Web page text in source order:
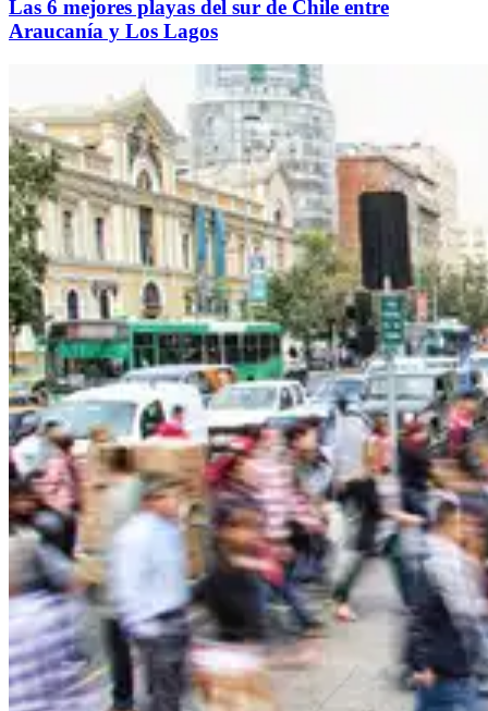
Las 6 mejores playas del sur de Chile entre
Araucanía y Los Lagos